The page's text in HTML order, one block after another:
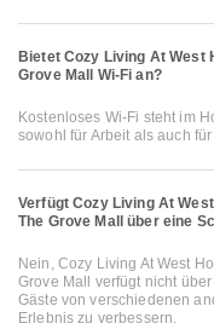
Bietet Cozy Living At West
Grove Mall Wi-Fi an?
Kostenloses Wi-Fi steht im
sowohl für Arbeit als auch
Verfügt Cozy Living At
The Grove Mall über eine
Nein, Cozy Living At West
Grove Mall verfügt nicht
Gäste von verschiedenen
Erlebnis zu verbessern.